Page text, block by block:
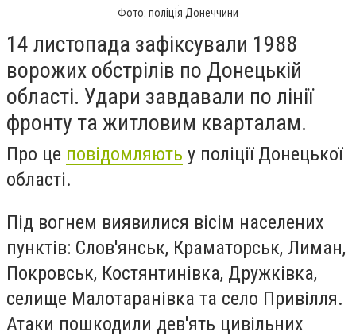
Фото: поліція Донеччини
14 листопада зафіксували 1988
ворожих обстрілів по Донецькій
області. Удари завдавали по лінії
фронту та житловим кварталам.
Про це повідомляють у поліції Донецької
області.
Під вогнем виявилися вісім населених
пунктів: Слов'янськ, Краматорськ, Лиман,
Покровськ, Костянтинівка, Дружківка,
селище Малотаранівка та село Привілля.
Атаки пошкодили дев'ять цивільних